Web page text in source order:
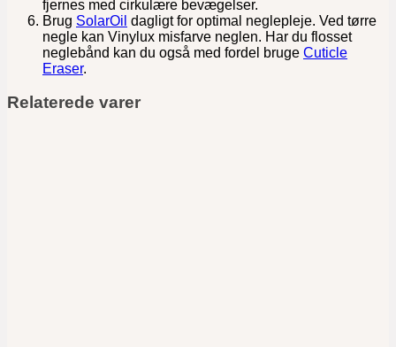
fjernes med cirkulære bevægelser.
Brug SolarOil dagligt for optimal neglepleje. Ved tørre
negle kan Vinylux misfarve neglen. Har du flosset
neglebånd kan du også med fordel bruge Cuticle
Eraser.
Relaterede varer